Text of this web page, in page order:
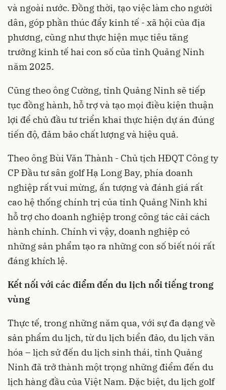
và ngoài nước. Đồng thời, tạo việc làm cho người
dân, góp phần thúc đẩy kinh tế - xã hội của địa
phương, cũng như thực hiện mục tiêu tăng
trưởng kinh tế hai con số của tỉnh Quảng Ninh
năm 2025.
Cũng theo ông Cường, tỉnh Quảng Ninh sẽ tiếp
tục đồng hành, hỗ trợ và tạo mọi điều kiện thuận
lợi để chủ đầu tư triển khai thực hiện dự án đúng
tiến độ, đảm bảo chất lượng và hiệu quả.
Theo ông Bùi Văn Thành - Chủ tịch HĐQT Công ty
CP Đầu tư sân golf Hạ Long Bay, phía doanh
nghiệp rất vui mừng, ấn tượng và đánh giá rất
cao hệ thống chính trị của tỉnh Quảng Ninh khi
hỗ trợ cho doanh nghiệp trong công tác cải cách
hành chính. Chính vì vậy, doanh nghiệp có
những sản phẩm tạo ra những con số biết nói rất
đáng khích lệ.
Kết nối với các điểm đến du lịch nổi tiếng trong
vùng
Thực tế, trong những năm qua, với sự đa dạng về
sản phẩm du lịch, từ du lịch biển đảo, du lịch văn
hóa – lịch sử đến du lịch sinh thái, tỉnh Quảng
Ninh đã trở thành một trọng những điểm đến du
lịch hàng đầu của Việt Nam. Đặc biệt, du lịch golf